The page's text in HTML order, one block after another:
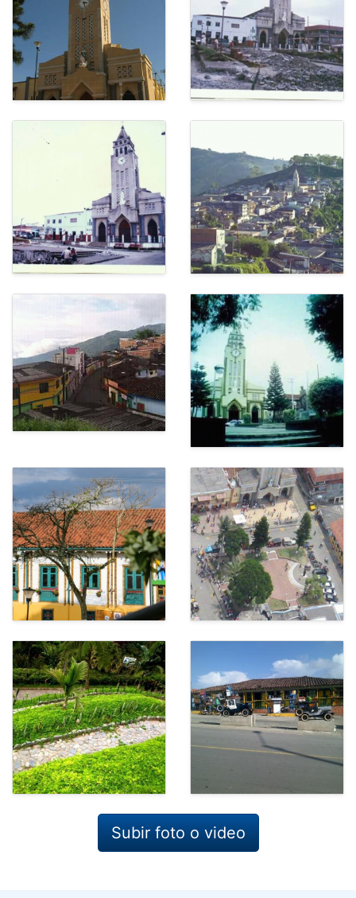
Subir foto o video